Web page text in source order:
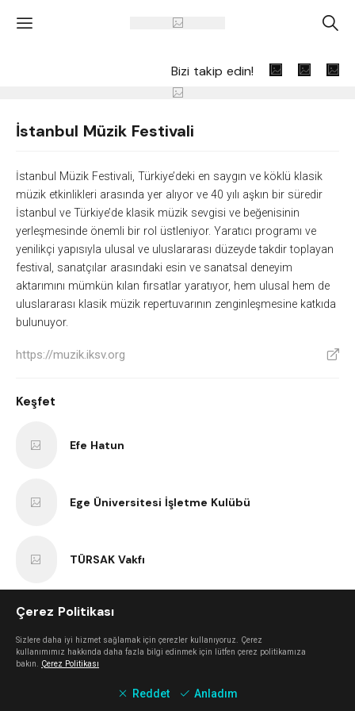
' A
Bizi takip edin!
İstanbul Müzik Festivali
İstanbul Müzik Festivali, Türkiye’deki en saygın ve köklü klasik
müzik etkinlikleri arasında yer alıyor ve 40 yılı aşkın bir süredir
İstanbul ve Türkiye’de klasik müzik sevgisi ve beğenisinin
yerleşmesinde önemli bir rol üstleniyor. Yaratıcı programı ve
yenilikçi yapısıyla ulusal ve uluslararası düzeyde takdir toplayan
festival, sanatçılar arasındaki esin ve sanatsal deneyim
aktarımını mümkün kılan fırsatlar yaratıyor, hem ulusal hem de
uluslararası klasik müzik repertuvarının zenginleşmesine katkıda
bulunuyor.
https://muzik.iksv.org V
Keşfet
Efe Hatun
Ege Üniversitesi İşletme Kulübü
TÜRSAK Vakfı
Lindy Hop İzmir
Çerez Politikası
Sizlere daha iyi hizmet sağlamak için çerezler kullanıyoruz. Çerez
kullanımımız hakkında daha fazla bilgi edinmek için lütfen çerez politikamıza
bakın. Çerez Politikası
Reddet Anladım